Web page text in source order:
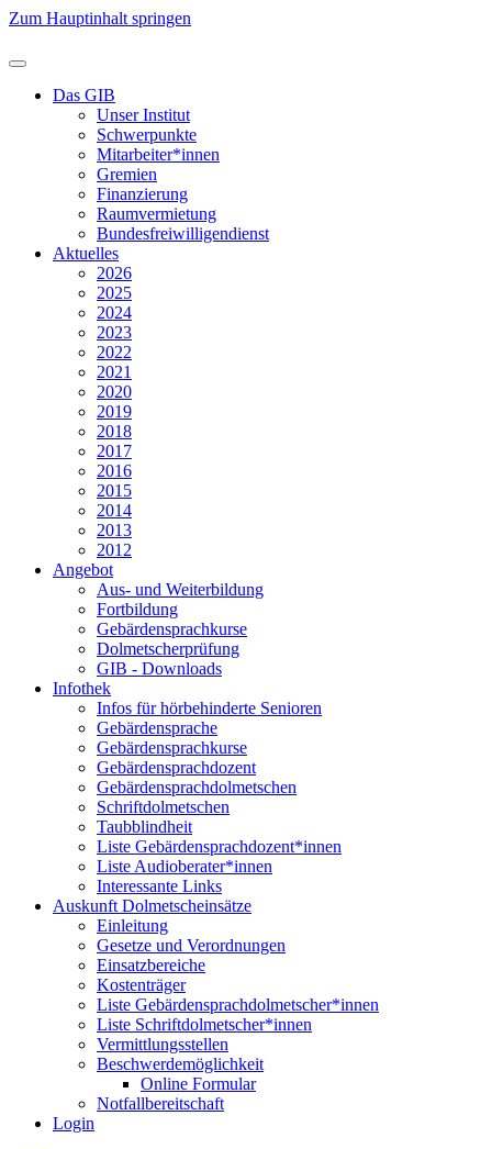
Zum Hauptinhalt springen
Das GIB
Unser Institut
Schwerpunkte
Mitarbeiter*innen
Gremien
Finanzierung
Raumvermietung
Bundesfreiwilligendienst
Aktuelles
2026
2025
2024
2023
2022
2021
2020
2019
2018
2017
2016
2015
2014
2013
2012
Angebot
Aus- und Weiterbildung
Fortbildung
Gebärdensprachkurse
Dolmetscherprüfung
GIB - Downloads
Infothek
Infos für hörbehinderte Senioren
Gebärdensprache
Gebärdensprachkurse
Gebärdensprachdozent
Gebärdensprachdolmetschen
Schriftdolmetschen
Taubblindheit
Liste Gebärdensprachdozent*innen
Liste Audioberater*innen
Interessante Links
Auskunft Dolmetscheinsätze
Einleitung
Gesetze und Verordnungen
Einsatzbereiche
Kostenträger
Liste Gebärdensprachdolmetscher*innen
Liste Schriftdolmetscher*innen
Vermittlungsstellen
Beschwerdemöglichkeit
Online Formular
Notfallbereitschaft
Login